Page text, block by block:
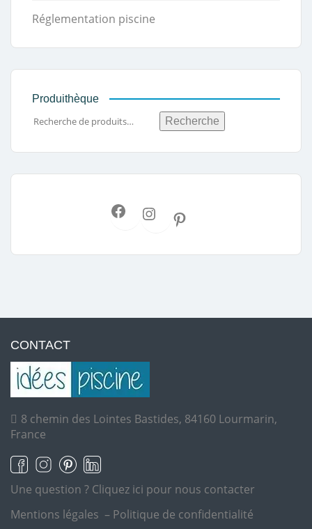
Réglementation piscine
Produithèque
Recherche
CONTACT
8 chemin des Lointes Bastides, 84160 Lourmarin,
France
Une question ? Cliquez ici pour nous contacter
Mentions légales – Politique de confidentialité